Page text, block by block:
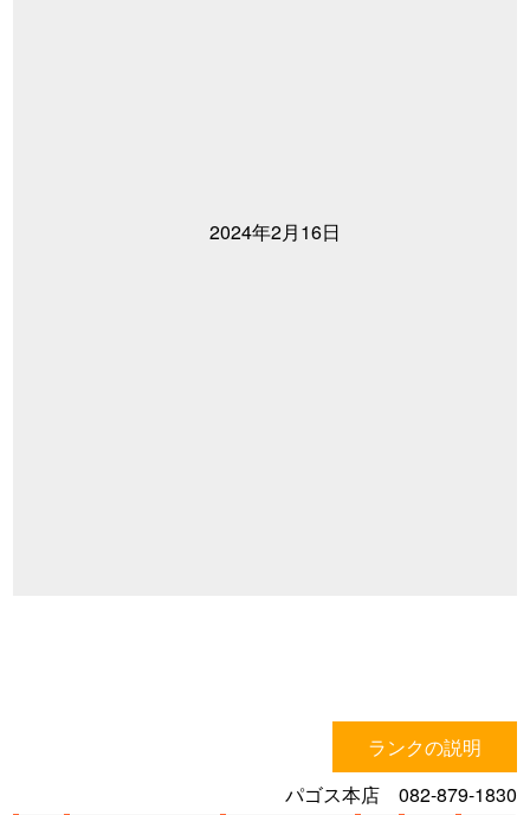
2024年2月16日
ランクの説明
パゴス本店 082-879-1830